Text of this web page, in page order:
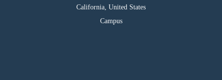
California, United States
Campus